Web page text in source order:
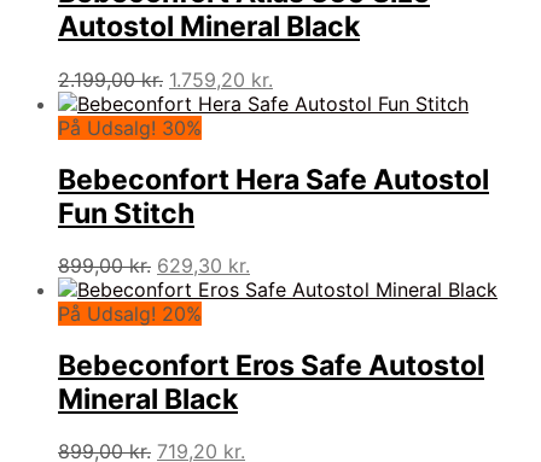
Autostol Mineral Black
2.199,00kr. Den
oprindelige
pris
2.199,00 kr..
1.759,20 kr.
aktuelle
1.759,20 kr..
På Udsalg! 30%
Bebeconfort Hera Safe Autostol
Fun Stitch
899,00kr. Den
oprindelige
pris
899,00 kr..
629,30 kr.
aktuelle
629,30 kr..
På Udsalg! 20%
Bebeconfort Eros Safe Autostol
Mineral Black
899,00kr. Den
719,20 kr.